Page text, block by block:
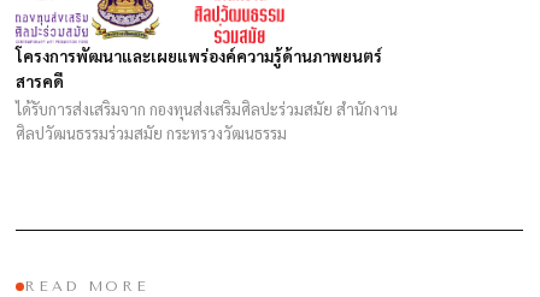
โครงการพัฒนาและเผยแพร่องค์ความรู้ด้านภาพยนตร์
สารคดี
ได้รับการส่งเสริมจาก กองทุนส่งเสริมศิลปะร่วมสมัย สำนักงาน
ศิลปวัฒนธรรมร่วมสมัย กระทรวงวัฒนธรรม
READ MORE